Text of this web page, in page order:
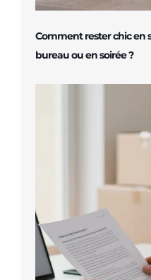
Comment rester chic en
bureau ou en soirée ?